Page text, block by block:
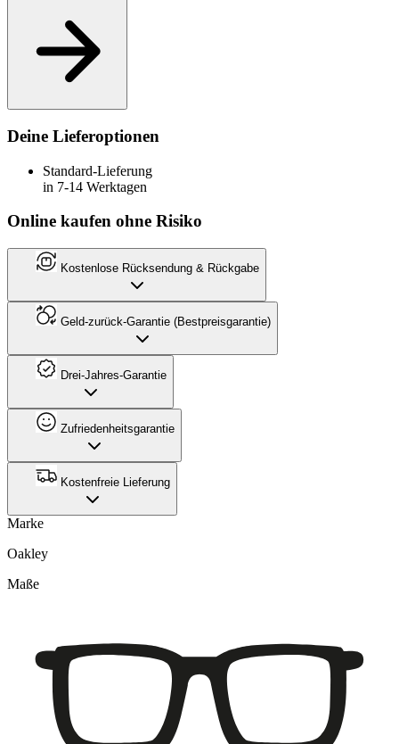
Deine Lieferoptionen
Standard-Lieferung
in 7-14 Werktagen
Online kaufen ohne Risiko
Kostenlose Rücksendung & Rückgabe
Geld-zurück-Garantie (Bestpreisgarantie)
Drei-Jahres-Garantie
Zufriedenheitsgarantie
Kostenfreie Lieferung
Marke
Oakley
Maße